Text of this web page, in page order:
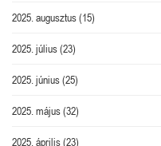
2025. augusztus(15)
2025. július(23)
2025. június(25)
2025. május(32)
2025. április(23)